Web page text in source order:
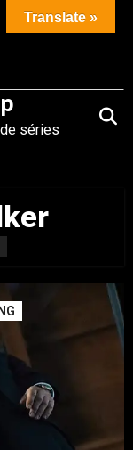
séries
Translate »